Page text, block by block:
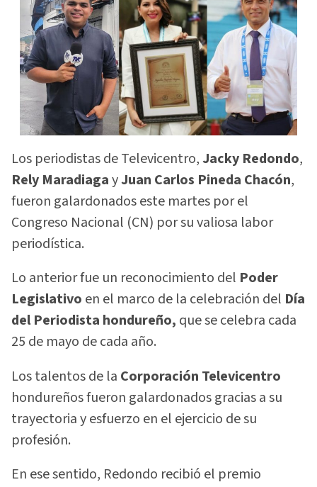
Los periodistas de Televicentro,Jacky Redondo,
Rely MaradiagayJuan Carlos Pineda Chacón,
fueron galardonados este martes por el
Congreso Nacional (CN) por su valiosa labor
periodística.
Lo anterior fue un reconocimiento del Poder
Legislativo en el marco de la celebración del Día
del Periodista hondureño, que se celebra cada
25 de mayo de cada año.
Los talentos de la Corporación Televicentro
hondureños fueron galardonados gracias a su
trayectoria y esfuerzo en el ejercicio de su
profesión.
En ese sentido, Redondo recibió el premio